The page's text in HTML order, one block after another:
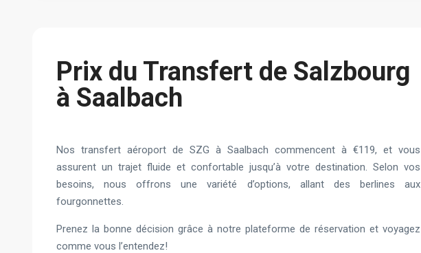
Prix du Transfert de Salzbourg
à Saalbach
Nos transfert aéroport de SZG à Saalbach commencent à €119, et vous
assurent un trajet fluide et confortable jusqu’à votre destination. Selon vos
besoins, nous offrons une variété d’options, allant des berlines aux
fourgonnettes.
Prenez la bonne décision grâce à notre plateforme de réservation et voyagez
comme vous l’entendez!